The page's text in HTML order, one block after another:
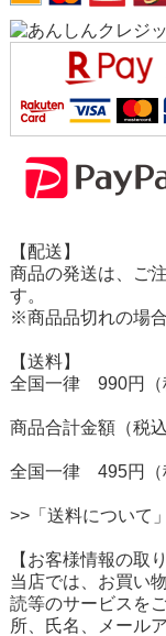
【配送】
商品の発送は、ご
す。
※商品品切れの場
【送料】
全国一律 990円（
商品合計金額（税
全国一律 495円（
>>「送料について
【お客様情報の取
当店では、お買い
読等のサービスを
所、氏名、メール